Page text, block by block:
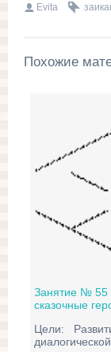
Evita
Похожие
Занятие № 55
сказочные
Цели: